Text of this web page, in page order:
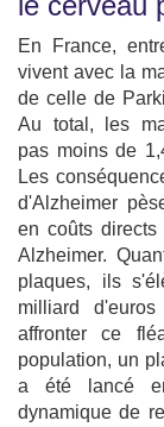
En France,
vivent avec la
de celle de
Au total, les
pas moins de
Les
d'Alzheimer
en coûts directs
Alzheimer.
plaques, ils
milliard
affronter ce
population, un
a été lancé
dynamique de